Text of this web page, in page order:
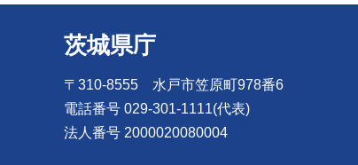
茨城県庁
〒310-8555 水戸市笠原町978番6
電話番号 029-301-1111(代表)
法人番号 2000020080004